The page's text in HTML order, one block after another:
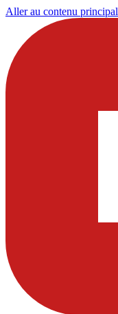
Aller au contenu principal